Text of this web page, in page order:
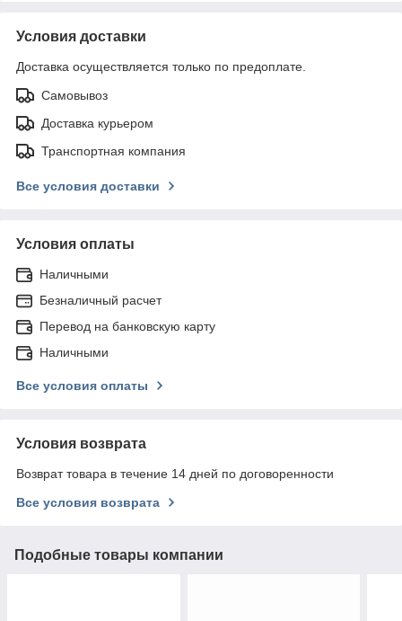
Условия доставки
Доставка осуществляется только по предоплате.
Самовывоз
Доставка курьером
Транспортная компания
Все условия доставки
Условия оплаты
Наличными
Безналичный расчет
Перевод на банковскую карту
Наличными
Все условия оплаты
Условия возврата
Возврат товара в течение 14 дней по договоренности
Все условия возврата
Подобные товары компании